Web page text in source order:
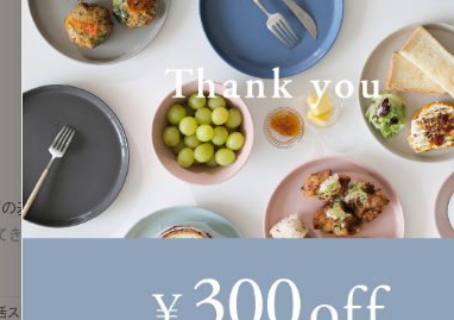
基本
きたスタッフ宅を一挙公開！後編
スタイルや間取り別に「スタッフの自宅」をご紹介いたします。